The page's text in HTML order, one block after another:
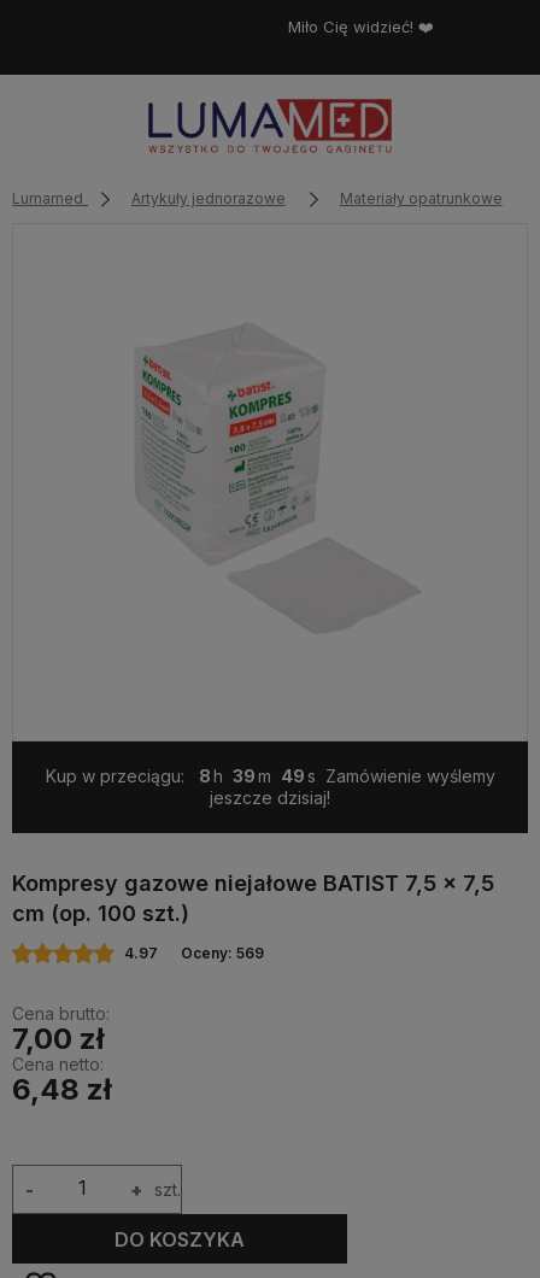
Miło Cię widzieć! ❤️
Lumamed Artykuły jednorazowe Materiały opatrunkowe
Kup w przeciągu: 8 39 49
Zamówienie wyślemy
jeszcze dzisiaj!
Kompresy gazowe niejałowe BATIST 7,5 x 7,5
cm (op. 100 szt.)
4.97 Oceny: 569
Cena brutto:
7,00 zł
Cena netto:
6,48 zł
+
- szt.
DO KOSZYKA